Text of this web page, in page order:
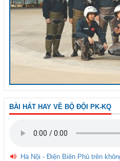
BÀI HÁT HAY VỀ BỘ ĐỘI PK-KQ
Hà Nội - Điện Biên Phủ trên